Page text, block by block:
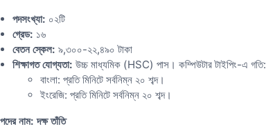
পদসংখ্যা: ০২টি
গ্রেড: ১৬
বেতন স্কেল: ৯,৩০০-২২,৪৯০ টাকা
শিক্ষাগত যোগ্যতা: উচ্চ মাধ্যমিক (HSC) পাস। কম্পিউটার টাইপিং-এ গতি:
বাংলা: প্রতি মিনিটে সর্বনিম্ন ২০ শব্দ।
ইংরেজি: প্রতি মিনিটে সর্বনিম্ন ২০ শব্দ।
নাম: দক্ষ তাঁতি